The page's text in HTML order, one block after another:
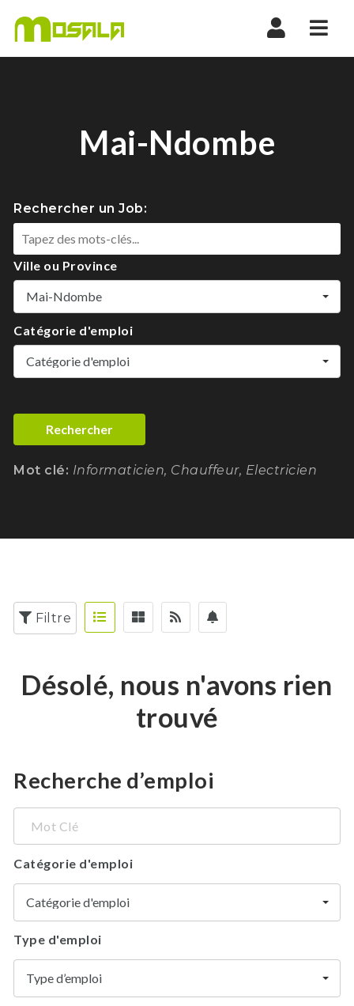
Mai-Ndombe
Rechercher un Job:
Ville ou Province
Mai-Ndombe
Catégorie d'emploi
Catégorie d'emploi
Rechercher
Mot clé: Informaticien, Chauffeur, Electricien
Filtre
Désolé, nous n'avons rien
trouvé
Recherche d’emploi
Clé
Catégorie d'emploi
Catégorie d'emploi
Type d'emploi
Type d’emploi